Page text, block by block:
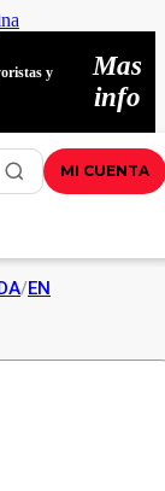
y
Mas
info
MI CUENTA
/EN